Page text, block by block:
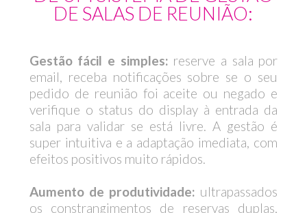
DE SALAS DE REUNIÃO:
Gestão fácil e simples: reserve a sala por
email, receba notificações sobre se o seu
pedido de reunião foi aceite ou negado e
verifique o status do display à entrada da
sala para validar se está livre. A gestão é
super intuitiva e a adaptação imediata, com
efeitos positivos muito rápidos.
Aumento de produtividade: ultrapassados
os constrangimentos de reservas duplas,